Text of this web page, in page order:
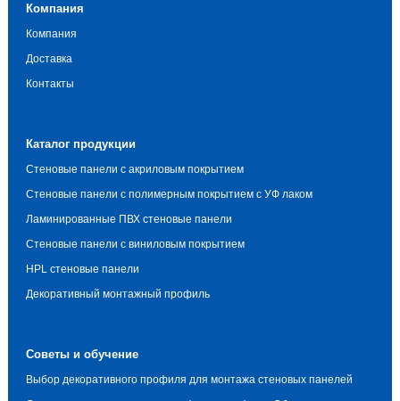
Компания
Компания
Доставка
Контакты
Каталог продукции
Стеновые панели с акриловым покрытием
Стеновые панели с полимерным покрытием с УФ лаком
Ламинированные ПВХ стеновые панели
Стеновые панели с виниловым покрытием
HPL стеновые панели
Декоративный монтажный профиль
Советы и обучение
Выбор декоративного профиля для монтажа стеновых панелей